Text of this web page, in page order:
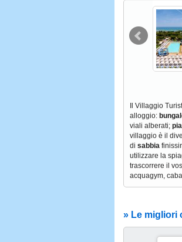
Il Villaggio
alloggio:
viali alberati;
villaggio è il
di sabbia
utilizzare la
trascorrere il
acquagym,
» Le migliori